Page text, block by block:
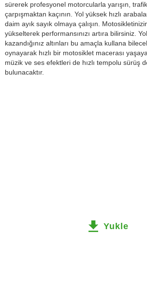
sürerek profesyonel motorcularla yarışın,
çarpışmaktan kaçının. Yol yüksek hızlı
daim ayık sayık olmaya çalışın.
yükselterek performansınızı artıra bilirsiniz.
kazandığınız altınları bu amaçla kullana
oynayarak hızlı bir motosiklet macerası
müzik ve ses efektleri de hızlı tempolu sürüş
bulunacaktır.
Yukle